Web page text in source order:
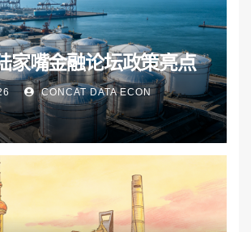
家嘴金融论坛政策亮点
CONCAT DATA ECON